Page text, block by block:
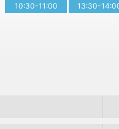
10:30-11:00
13:30-